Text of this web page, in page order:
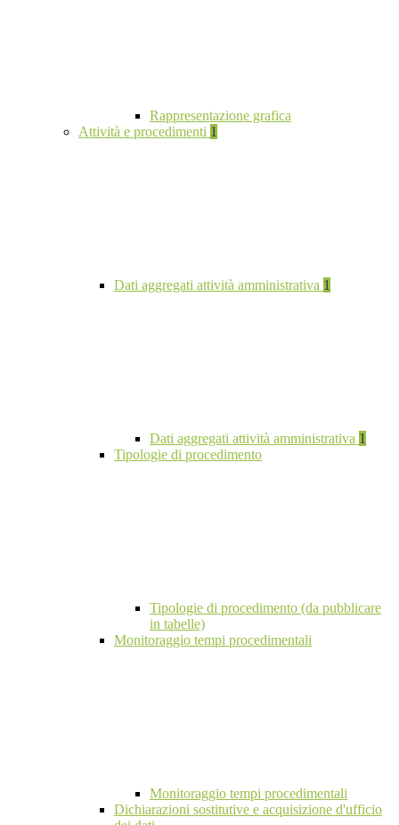
Rappresentazione grafica
Attività e procedimenti 1
Dati aggregati attività amministrativa 1
Dati aggregati attività amministrativa 1
Tipologie di procedimento
Tipologie di procedimento (da pubblicare
in tabelle)
Monitoraggio tempi procedimentali
Monitoraggio tempi procedimentali
Dichiarazioni sostitutive e acquisizione d'ufficio